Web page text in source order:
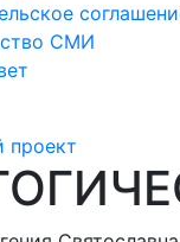
СМИ
проект